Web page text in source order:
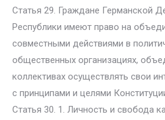
Статья 29. Граждане Германской
Республики имеют право на
совместными действиями в
общественных организациях,
коллективах осуществлять свои
с принципами и целями
Статья 30. 1. Личность и свобода